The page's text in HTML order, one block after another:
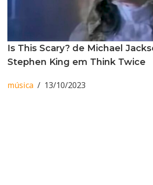
Is This Scary? de Michael
Stephen King em Think Twice
música 13/10/2023